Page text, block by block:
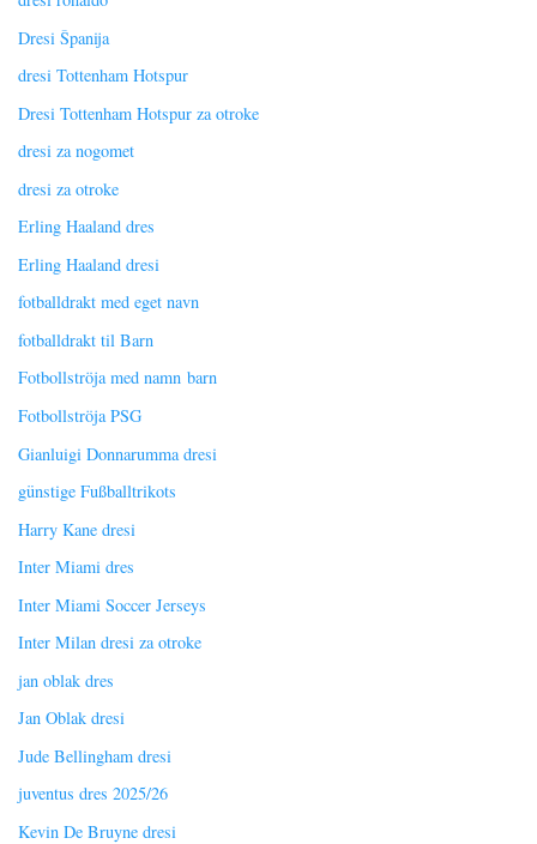
Dresi Španija
dresi Tottenham Hotspur
Dresi Tottenham Hotspur za otroke
dresi za nogomet
dresi za otroke
Erling Haaland dres
Erling Haaland dresi
fotballdrakt med eget navn
fotballdrakt til Barn
Fotbollströja med namn barn
Fotbollströja PSG
Gianluigi Donnarumma dresi
günstige Fußballtrikots
Harry Kane dresi
Inter Miami dres
Inter Miami Soccer Jerseys
Inter Milan dresi za otroke
jan oblak dres
Jan Oblak dresi
Jude Bellingham dresi
juventus dres 2025/26
Kevin De Bruyne dresi